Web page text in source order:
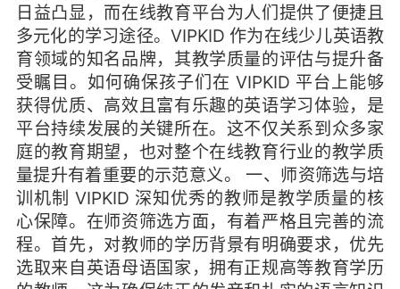
日益凸显，而在线教育平台为人们提供了便捷且
多元化的学习途径。VIPKID 作为在线少儿英语教
育领域的知名品牌，其教学质量的评估与提升备
受瞩目。如何确保孩子们在 VIPKID 平台上能够
获得优质、高效且富有乐趣的英语学习体验，是
平台持续发展的关键所在。这不仅关系到众多家
庭的教育期望，也对整个在线教育行业的教学质
量提升有着重要的示范意义。 一、师资筛选与培
训机制 VIPKID 深知优秀的教师是教学质量的核
心保障。在师资筛选方面，有着严格且完善的流
程。首先，对教师的学历背景有明确要求，优先
选取来自英语母语国家，拥有正规高等教育学历